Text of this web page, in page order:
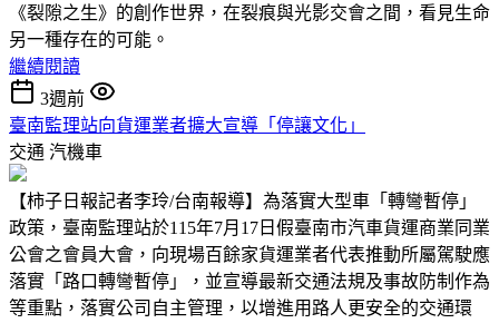
《裂隙之生》的創作世界，在裂痕與光影交會之間，看見生命
另一種存在的可能。
繼續閱讀
3週前
臺南監理站向貨運業者擴大宣導「停讓文化」
交通 汽機車
【柿子日報記者李玲/台南報導】為落實大型車「轉彎暫停」
政策，臺南監理站於115年7月17日假臺南市汽車貨運商業同業
公會之會員大會，向現場百餘家貨運業者代表推動所屬駕駛應
落實「路口轉彎暫停」，並宣導最新交通法規及事故防制作為
等重點，落實公司自主管理，以增進用路人更安全的交通環